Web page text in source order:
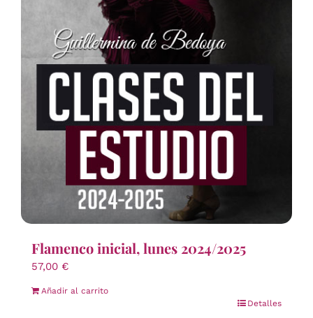
Flamenco inicial, lunes 2024/2025
57,00 €
Añadir al carrito
Detalles